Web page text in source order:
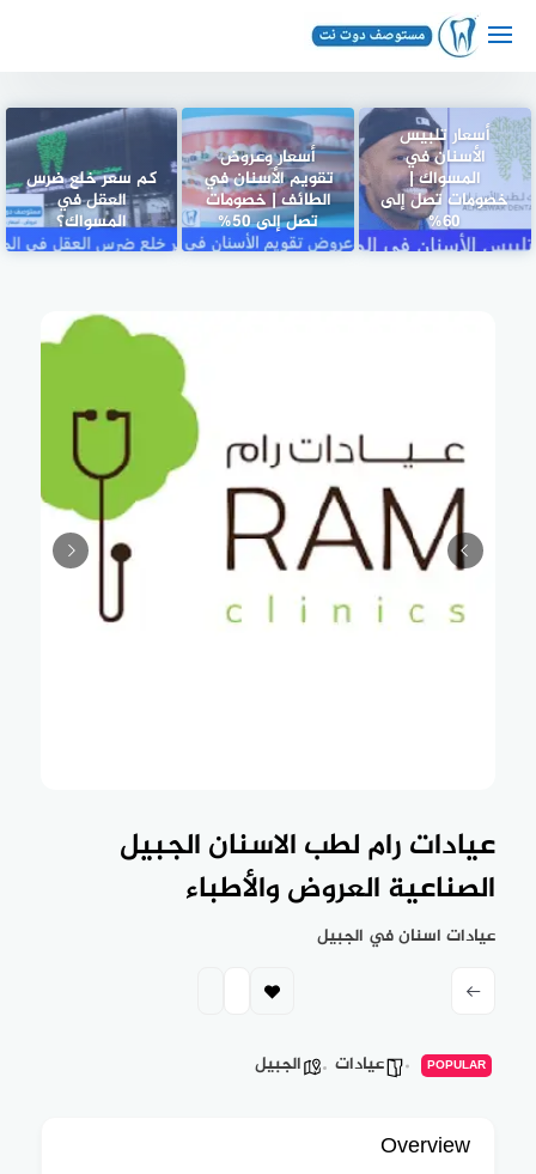
أسعار تلبيس
الأسنان في
المسواك |
خصومات تصل إلى
60%
أسعار وعروض
تقويم الأسنان في
الطائف | خصومات
تصل إلى 50%
كم سعر خلع ضرس
العقل في
المسواك؟
عيادات رام لطب الاسنان الجبيل
الصناعية العروض والأطباء
عيادات اسنان في الجبيل
POPULAR عيادات الجبيل
Overview